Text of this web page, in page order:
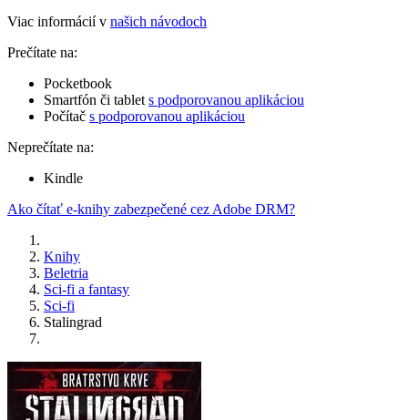
Viac informácií v našich návodoch
Prečítate na:
Pocketbook
Smartfón či tablet s podporovanou aplikáciou
Počítač s podporovanou aplikáciou
Neprečítate na:
Kindle
Ako čítať e-knihy zabezpečené cez Adobe DRM?
Knihy
Beletria
Sci-fi a fantasy
Sci-fi
Stalingrad